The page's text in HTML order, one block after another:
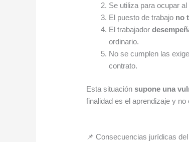
Se utiliza para ocupar
El puesto de trabajo no
El trabajador
ordinario.
No se cumplen las
contrato.
Esta situaciónsupone una
finalidad es el aprendizaje y
📌 Consecuencias jurídicas